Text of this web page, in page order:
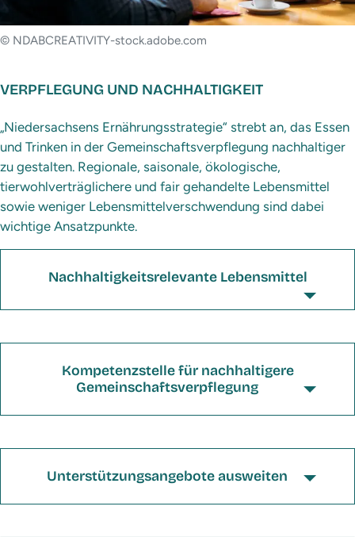
© NDABCREATIVITY-stock.adobe.com
VERPFLEGUNG UND NACHHALTIGKEIT
„Niedersachsens Ernährungsstrategie“ strebt an, das Essen
und Trinken in der Gemeinschaftsverpflegung nachhaltiger
zu gestalten. Regionale, saisonale, ökologische,
tierwohlverträglichere und fair gehandelte Lebensmittel
sowie weniger Lebensmittelverschwendung sind dabei
wichtige Ansatzpunkte.
Nachhaltigkeitsrelevante Lebensmittel
Kompetenzstelle für nachhaltigere
Gemeinschaftsverpflegung
Unterstützungsangebote ausweiten